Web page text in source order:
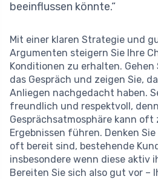
beeinflussen könnte.“
Mit einer klaren Strategie und
Argumenten steigern Sie Ihre
Konditionen zu erhalten.
das Gespräch und zeigen Sie,
Anliegen nachgedacht haben.
freundlich und respektvoll,
Gesprächsatmosphäre kann oft
Ergebnissen führen. Denken
oft bereit sind, bestehende
insbesondere wenn diese aktiv
Bereiten Sie sich also gut vor –